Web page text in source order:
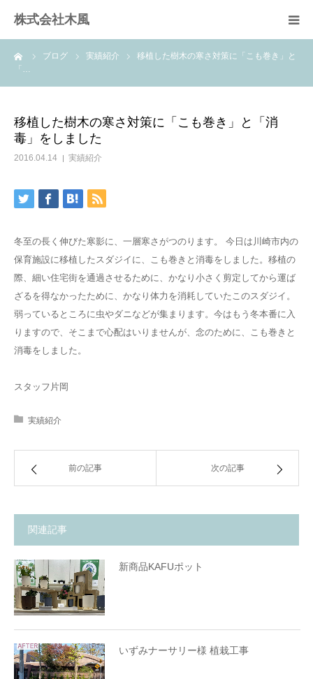
株式会社木風
ブログ 実績紹介
移植した樹木の寒さ対策に「こも巻き」と
「…
移植した樹木の寒さ対策に「こも巻き」と「消
毒」をしました
2016.04.14 実績紹介
冬至の長く伸びた寒影に、一層寒さがつのります。 今日は川崎市内の
保育施設に移植したスダジイに、こも巻きと消毒をしました。移植の
際、細い住宅街を通過させるために、かなり小さく剪定してから運ば
ざるを得なかったために、かなり体力を消耗していたこのスダジイ。
弱っているところに虫やダニなどが集まります。今はもう冬本番に入
りますので、そこまで心配はいりませんが、念のために、こも巻きと
消毒をしました。
スタッフ片岡
実績紹介
前の記事 次の記事
関連記事
新商品KAFUポット
いずみナーサリー様 植栽工事
業務案内
樹木医受験応援講座